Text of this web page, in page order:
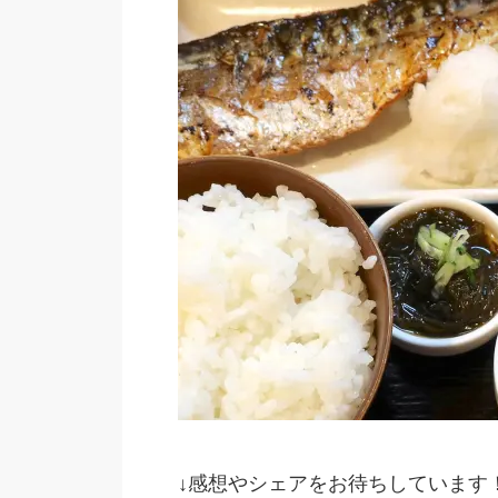
↓感想やシェアをお待ちしています